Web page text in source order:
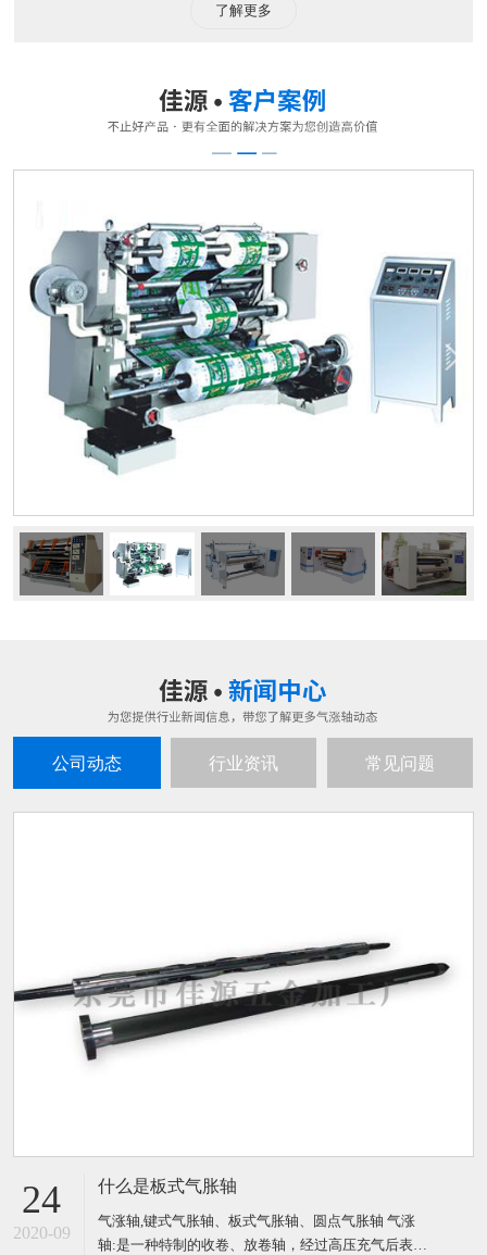
了解更多
公司动态 行业资讯 常见问题
24
2020-09
什么是板式气胀轴
气涨轴,键式气胀轴、板式气胀轴、圆点气胀轴 气涨
轴:是一种特制的收卷、放卷轴，经过高压充气后表面